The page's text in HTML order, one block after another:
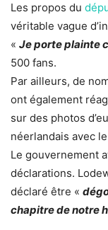
Les propos du
véritable vague
« Je porte plainte
500 fans.
Par ailleurs, de
ont également
sur des photos
néerlandais avec
Le gouvernement
déclarations.
déclaré être «
chapitre de notre